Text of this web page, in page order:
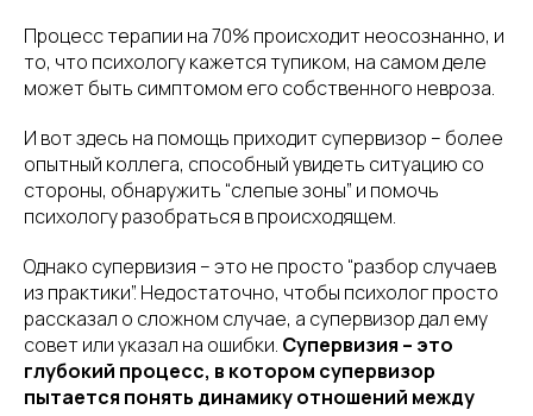
Процесс терапии на 70% происходит неосознанно, и
то, что психологу кажется тупиком, на самом деле
может быть симптомом его собственного невроза.
И вот здесь на помощь приходит супервизор – более
опытный коллега, способный увидеть ситуацию со
стороны, обнаружить “слепые зоны” и помочь
психологу разобраться в происходящем.
Однако супервизия – это не просто “разбор случаев
из практики”. Недостаточно, чтобы психолог просто
рассказал о сложном случае, а супервизор дал ему
совет или указал на ошибки. Супервизия – это
глубокий процесс, в котором супервизор
пытается понять динамику отношений между